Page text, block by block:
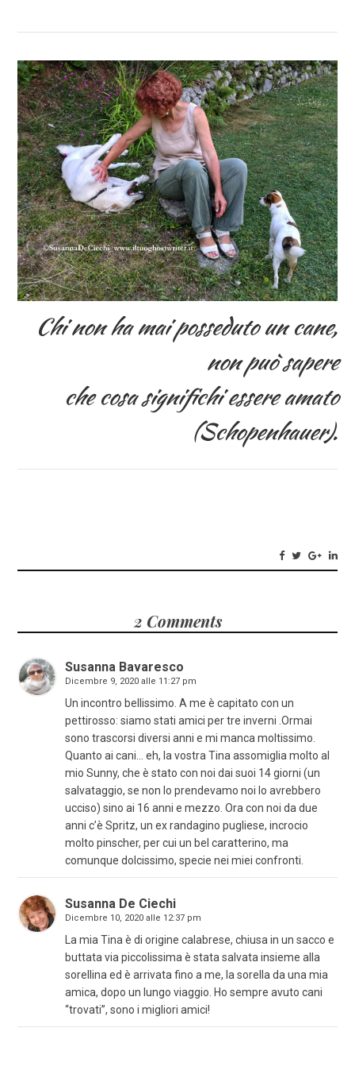
Chi non ha mai posseduto un cane,
non può sapere
che cosa significhi essere amato
(Schopenhauer).
2 Comments
Susanna Bavaresco
Dicembre 9, 2020 alle 11:27 pm
Un incontro bellissimo. A me è capitato con un
pettirosso: siamo stati amici per tre inverni .Ormai
sono trascorsi diversi anni e mi manca moltissimo.
Quanto ai cani… eh, la vostra Tina assomiglia molto al
mio Sunny, che è stato con noi dai suoi 14 giorni (un
salvataggio, se non lo prendevamo noi lo avrebbero
ucciso) sino ai 16 anni e mezzo. Ora con noi da due
anni c’è Spritz, un ex randagino pugliese, incrocio
molto pinscher, per cui un bel caratterino, ma
comunque dolcissimo, specie nei miei confronti.
Susanna De Ciechi
Dicembre 10, 2020 alle 12:37 pm
La mia Tina è di origine calabrese, chiusa in un sacco e
buttata via piccolissima è stata salvata insieme alla
sorellina ed è arrivata fino a me, la sorella da una mia
amica, dopo un lungo viaggio. Ho sempre avuto cani
“trovati”, sono i migliori amici!